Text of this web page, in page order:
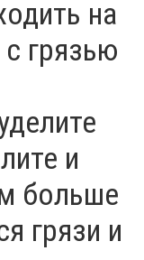
на
грязью
и
больше
грязи и